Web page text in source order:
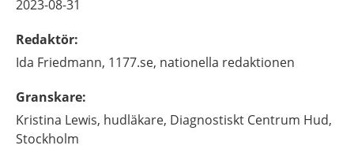
2023-08-31
Redaktör:
Ida Friedmann, 1177.se, nationella redaktionen
Granskare:
Kristina Lewis, hudläkare, Diagnostiskt Centrum Hud,
Stockholm